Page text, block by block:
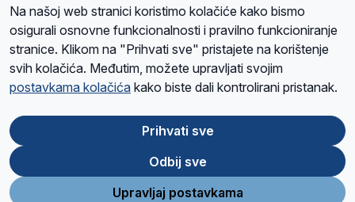
kojima je i hrvatska Udruga Radio Marija.
O namaRadio ProgramVolonteriPrijateljiKontaktPravila privatnosti
Ova stranica je zaštićena Google reCAPTCHA sustavom
Store
Google
Play
Na našoj web stranici koristimo kolačiće kako bismo
osigurali osnovne funkcionalnosti i pravilno funkcioniranje
stranice. Klikom na "Prihvati sve" pristajete na korištenje
svih kolačića. Međutim, možete upravljati svojim
postavkama kolačića kako biste dali kontrolirani pristanak.
Prihvati sve
Odbij sve
Upravljaj postavkama